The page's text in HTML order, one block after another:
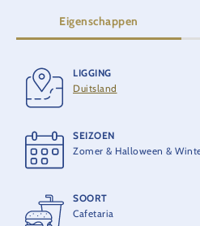
Eigenschappen
LIGGING
Duitsland
SEIZOEN
Zomer & Halloween &
SOORT
Cafetaria
Glutenvrij